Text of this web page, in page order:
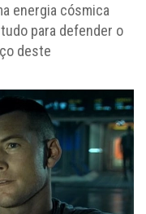
energia cósmica
para defender o
deste